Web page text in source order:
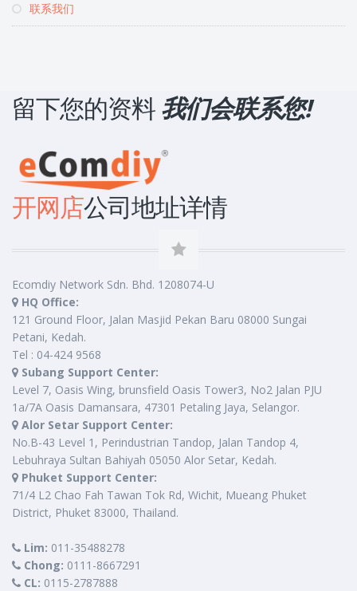
联系我们
留下您的资料我们会联系您!
开网店公司地址详情
Ecomdiy Network Sdn. Bhd. 1208074-U
HQ Office:
121 Ground Floor, Jalan Masjid Pekan Baru 08000 Sungai
Petani, Kedah.
Tel : 04-424 9568
Subang Support Center:
Level 7, Oasis Wing, brunsfield Oasis Tower3, No2 Jalan PJU
1a/7A Oasis Damansara, 47301 Petaling Jaya, Selangor.
Alor Setar Support Center:
No.B-43 Level 1, Perindustrian Tandop, Jalan Tandop 4,
Lebuhraya Sultan Bahiyah 05050 Alor Setar, Kedah.
Phuket Support Center:
71/4 L2 Chao Fah Tawan Tok Rd, Wichit, Mueang Phuket
District, Phuket 83000, Thailand.
Lim: 011-35488278
Chong: 0111-8667291
CL: 0115-2787888